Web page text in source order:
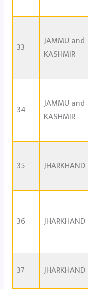
33
JAMMU and
KASHMIR
34
JAMMU and
KASHMIR
35 JHARKHAND
36 JHARKHAND
37 JHARKHAND